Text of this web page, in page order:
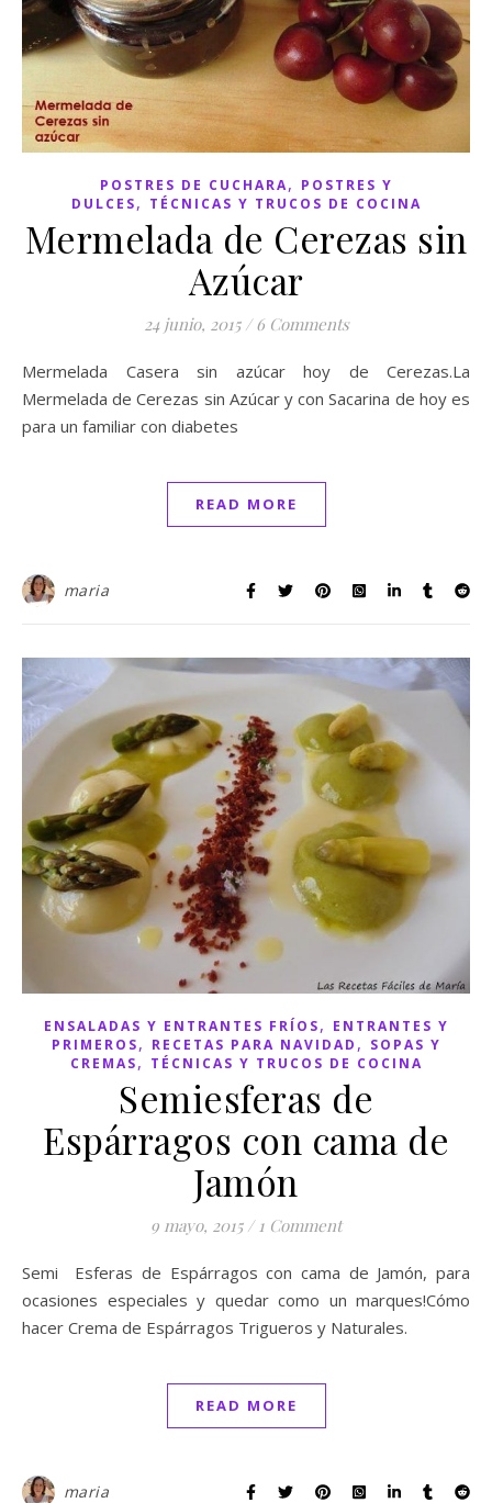
POSTRES DE CUCHARA, POSTRES Y
DULCES, TÉCNICAS Y TRUCOS DE COCINA
Mermelada de Cerezas sin
Azúcar
24 junio, 2015 / 6 Comments
Mermelada Casera sin azúcar hoy de Cerezas.La
Mermelada de Cerezas sin Azúcar y con Sacarina de hoy es
para un familiar con diabetes
READ MORE
maria
ENSALADAS Y ENTRANTES FRÍOS, ENTRANTES Y
PRIMEROS, RECETAS PARA NAVIDAD , SOPAS Y
CREMAS, TÉCNICAS Y TRUCOS DE COCINA
Semiesferas de
Espárragos con cama de
Jamón
9 mayo, 2015 / 1 Comment
Semi Esferas de Espárragos con cama de Jamón, para
ocasiones especiales y quedar como un marques!Cómo
hacer Crema de Espárragos Trigueros y Naturales.
READ MORE
maria